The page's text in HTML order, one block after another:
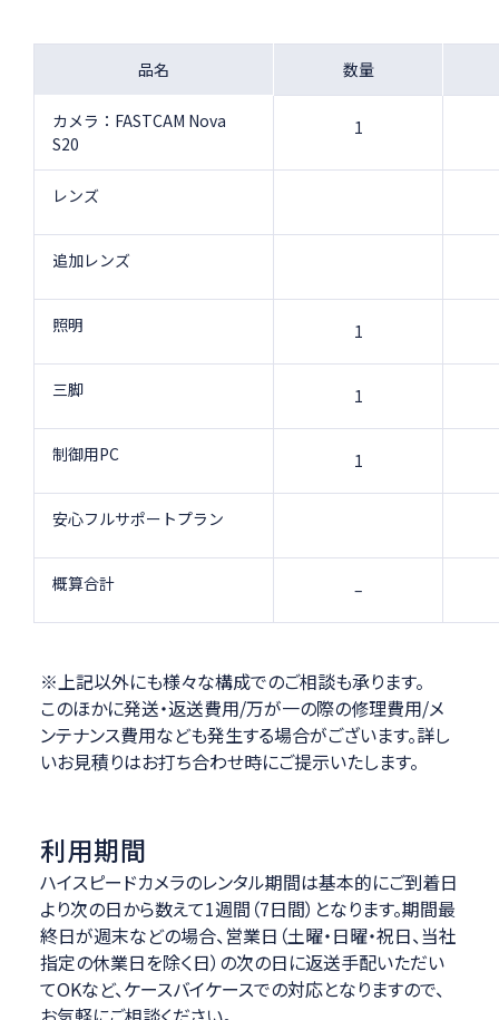
品名 数量
カメラ：FASTCAM Nova
S20
1
レンズ
追加レンズ
照明 1
三脚 1
制御用PC 1
安心フルサポートプラン
概算合計 –
※上記以外にも様々な構成でのご相談も承ります。
このほかに発送・返送費用/万が一の際の修理費用/メ
ンテナンス費用なども発生する場合がございます。詳し
いお見積りはお打ち合わせ時にご提示いたします。
利用期間
ハイスピードカメラのレンタル期間は基本的にご到着日
より次の日から数えて1週間（7日間）となります。期間最
終日が週末などの場合、営業日（土曜・日曜・祝日、当社
指定の休業日を除く日）の次の日に返送手配いただい
てOKなど、ケースバイケースでの対応となりますので、